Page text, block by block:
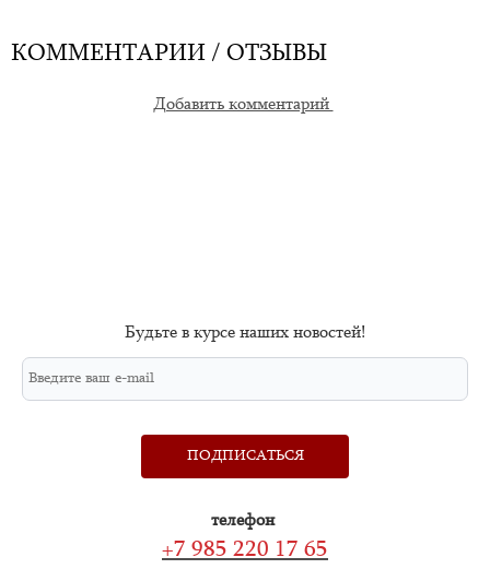
КОММЕНТАРИИ / ОТЗЫВЫ
Добавить комментарий
Будьте в курсе наших новостей!
ПОДПИСАТЬСЯ
телефон
+7 985 220 17 65